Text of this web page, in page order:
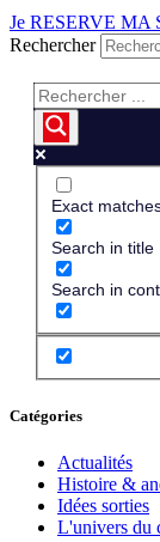
Je RESERVE MA
Rechercher
Exact
Search in title
Search in
Catégories
Actualités
Histoire &
Idées sorties
L'univers du